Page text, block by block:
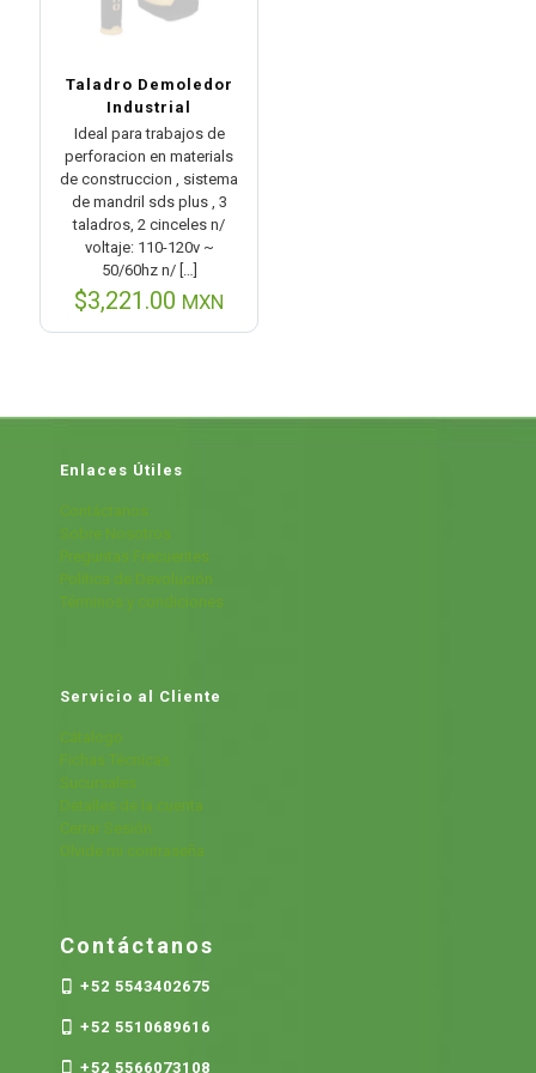
Taladro Demoledor
Industrial
Ideal para trabajos de
perforacion en materials
de construccion , sistema
de mandril sds plus , 3
taladros, 2 cinceles n/
voltaje: 110-120v ~
50/60hz n/[…]
$3,221.00 MXN
Enlaces Útiles
Contáctanos
Sobre Nosotros
Preguntas Frecuentes
Política de Devolución
Términos y condiciones
Servicio al Cliente
Cátalogo
Fichas Técnicas
Sucursales
Detalles de la cuenta
Cerrar Sesión
Olvide mi contraseña
Contáctanos
+52 5543402675
+52 5510689616
+52 5566073108